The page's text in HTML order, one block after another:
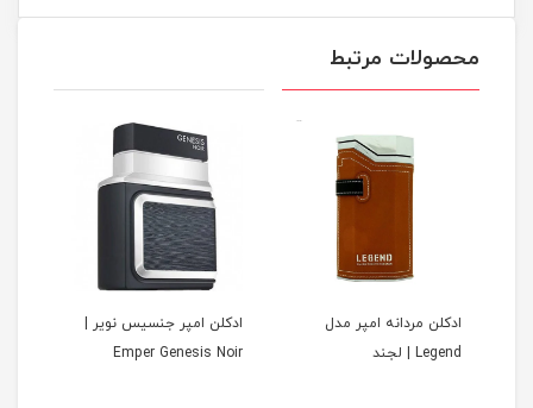
محصولات مرتبط
ادکلن مردانه امپر مدل
Legend | لجند
ادکلن امپر جنسیس نویر |
Emper Genesis Noir